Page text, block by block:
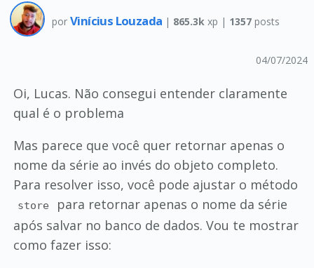
por Vinícius Louzada | 865.3k xp | 1357posts
04/07/2024
Oi, Lucas. Não consegui entender claramente
qual é o problema
Mas parece que você quer retornar apenas o
nome da série ao invés do objeto completo.
Para resolver isso, você pode ajustar o método
store
para retornar apenas o nome da série
após salvar no banco de dados. Vou te mostrar
como fazer isso: